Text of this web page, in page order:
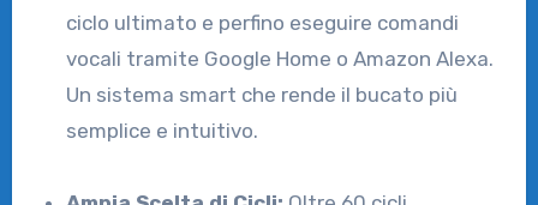
ciclo ultimato e perfino eseguire comandi
vocali tramite Google Home o Amazon Alexa.
Un sistema smart che rende il bucato più
semplice e intuitivo.